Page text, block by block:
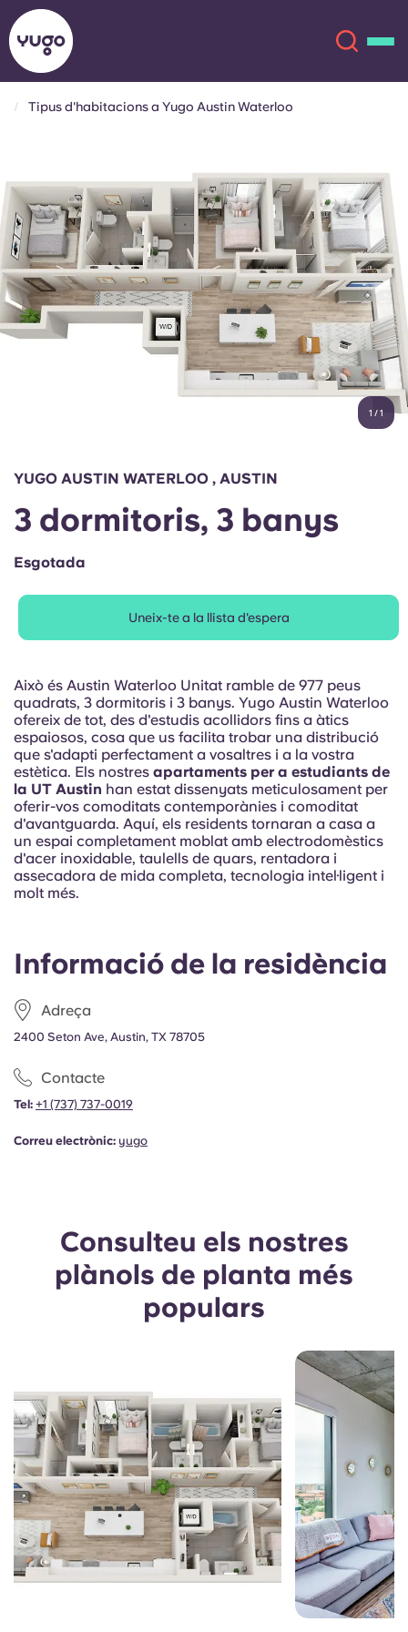
Ubicacions
Més
Llengua
Chinese
Català
Italian
French
Portuguese
English (US)
Chinese Español
Català Deutsch
Italian French
Portuguese
Tipus d'habitacions a Yugo Austin Waterloo
1 /1
Informació de la residència
Adreça
2400 Seton Ave, Austin, TX 78705
Contacte
Tel: +1 (737) 737-0019
Correu electrònic: yugo
YUGO AUSTIN WATERLOO , AUSTIN
3 dormitoris, 3 banys
Esgotada
Uneix-te a la llista d'espera
Això és Austin Waterloo Unitat ramble de 977 peus
quadrats, 3 dormitoris i 3 banys. Yugo Austin Waterloo
ofereix de tot, des d'estudis acollidors fins a àtics
espaiosos, cosa que us facilita trobar una distribució
que s'adapti perfectament a vosaltres i a la vostra
estètica. Els nostres apartaments per a estudiants de
la UT Austin han estat dissenyats meticulosament per
oferir-vos comoditats contemporànies i comoditat
d'avantguarda. Aquí, els residents tornaran a casa a
un espai completament moblat amb electrodomèstics
d'acer inoxidable, taulells de quars, rentadora i
assecadora de mida completa, tecnologia intel·ligent i
molt més.
Consulteu els nostres
plànols de planta més
populars